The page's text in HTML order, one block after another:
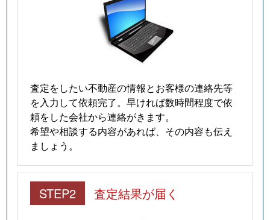
査定をしたい不動産の情報とお客様の連絡先等
を入力して依頼完了。早ければ数時間程度で依
頼をした会社から連絡がきます。
希望や相談する内容があれば、その内容も伝え
ましょう。
STEP2 査定結果が届く